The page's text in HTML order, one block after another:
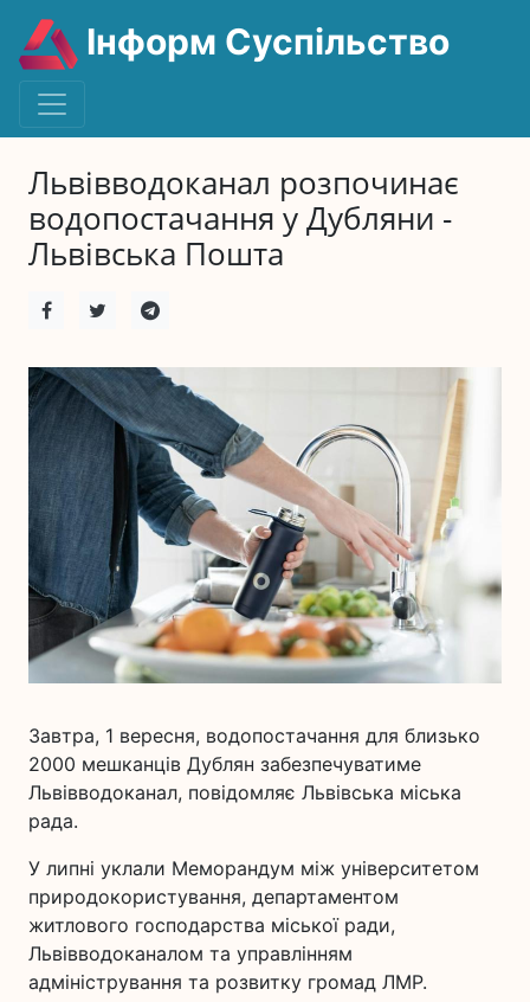
Інформ Суспільство
Львівводоканал розпочинає
водопостачання у Дубляни -
Львівська Пошта
Завтра, 1 вересня, водопостачання для близько
2000 мешканців Дублян забезпечуватиме
Львівводоканал, повідомляє Львівська міська
рада.
У липні уклали Меморандум між університетом
природокористування, департаментом
житлового господарства міської ради,
Львівводоканалом та управлінням
адміністрування та розвитку громад ЛМР.